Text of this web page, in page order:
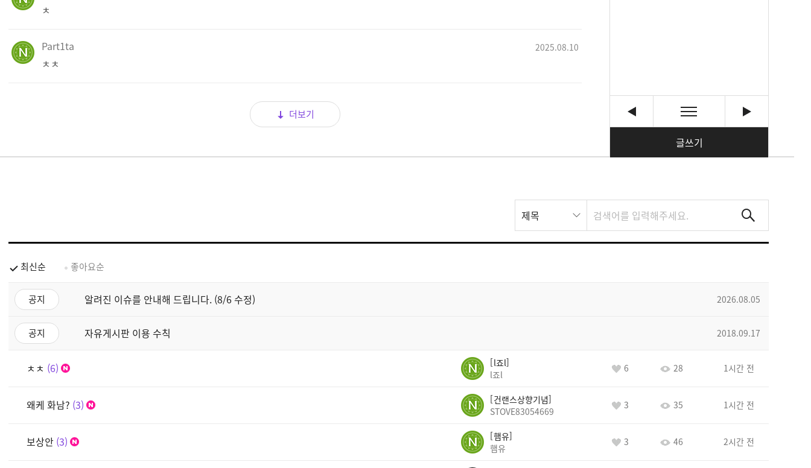
글쓰기
ㅊ
Part1ta 2025.08.10
ㅊㅊ
더보기
스
트
제목
최신순 좋아요순
공지 알려진 이슈를 안내해 드립니다. (8/6 수정) 2026.08.05
공지 자유게시판 이용 수칙 2018.09.17
ㅊㅊ 6
l죠l
l죠l
6 28 1시간 전
왜케 화남? 3
건랜스상향기념
STOVE83054669
3 35 1시간 전
보상안 3
햄유
햄유
3 46 2시간 전